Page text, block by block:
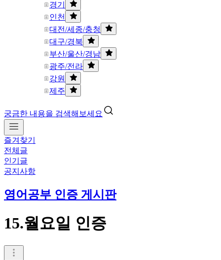
경기
인천
대전/세종/충청
대구/경북
부산/울산/경남
광주/전라
강원
제주
궁금한 내용을 검색해보세요
즐겨찾기
전체글
인기글
공지사항
영어공부 인증 게시판
15.월요일 인증